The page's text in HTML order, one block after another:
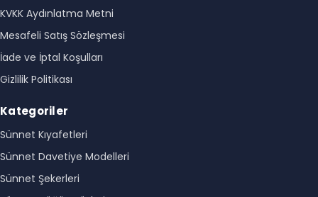
KVKK Aydınlatma Metni
Mesafeli Satış Sözleşmesi
İade ve İptal Koşulları
Gizlilik Politikası
Kategoriler
Sünnet Kıyafetleri
Sünnet Davetiye Modelleri
Sünnet Şekerleri